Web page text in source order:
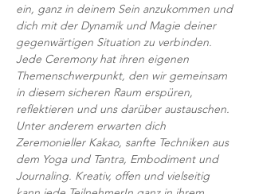
ein, ganz in deinem Sein anzukommen und
dich mit der Dynamik und Magie deiner
gegenwärtigen Situation zu verbinden.
Jede Ceremony hat ihren eigenen
Themenschwerpunkt, den wir gemeinsam
in diesem sicheren Raum erspüren,
reflektieren und uns darüber austauschen.
Unter anderem erwarten dich
Zeremonieller Kakao, sanfte Techniken aus
dem Yoga und Tantra, Embodiment und
Journaling. Kreativ, offen und vielseitig